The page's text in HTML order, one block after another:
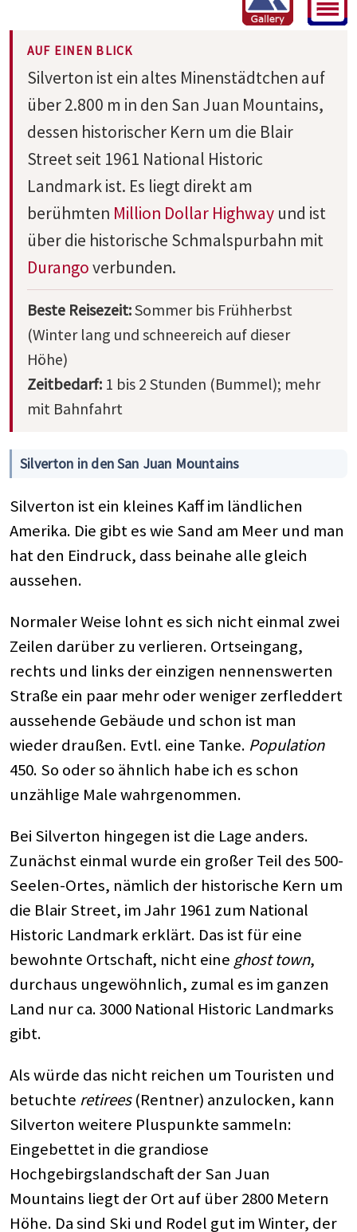
AUF EINEN BLICK
Silverton ist ein altes Minenstädtchen auf
über 2.800 m in den San Juan Mountains,
dessen historischer Kern um die Blair
Street seit 1961 National Historic
Landmark ist. Es liegt direkt am
berühmten Million Dollar Highway und ist
über die historische Schmalspurbahn mit
Durangoverbunden.
Beste Reisezeit:Sommer bis Frühherbst
(Winter lang und schneereich auf dieser
Höhe)
Zeitbedarf: 1 bis 2 Stunden (Bummel); mehr
mit Bahnfahrt
Silverton in den San Juan Mountains
Silverton ist ein kleines Kaff im ländlichen
Amerika. Die gibt es wie Sand am Meer und man
hat den Eindruck, dass beinahe alle gleich
aussehen.
Normaler Weise lohnt es sich nicht einmal zwei
Zeilen darüber zu verlieren. Ortseingang,
rechts und links der einzigen nennenswerten
Straße ein paar mehr oder weniger zerfleddert
aussehende Gebäude und schon ist man
wieder draußen. Evtl. eine Tanke. Population
450. So oder so ähnlich habe ich es schon
unzählige Male wahrgenommen.
Bei Silverton hingegen ist die Lage anders.
Zunächst einmal wurde ein großer Teil des 500-
Seelen-Ortes, nämlich der historische Kern um
die Blair Street, im Jahr 1961 zum National
Historic Landmark erklärt. Das ist für eine
bewohnte Ortschaft, nicht eine ghost town,
durchaus ungewöhnlich, zumal es im ganzen
Land nur ca. 3000 National Historic Landmarks
gibt.
Als würde das nicht reichen um Touristen und
betuchte retirees(Rentner) anzulocken, kann
Silverton weitere Pluspunkte sammeln:
Eingebettet in die grandiose
Hochgebirgslandschaft der San Juan
Mountains liegt der Ort auf über 2800 Metern
Höhe. Da sind Ski und Rodel gut im Winter, der